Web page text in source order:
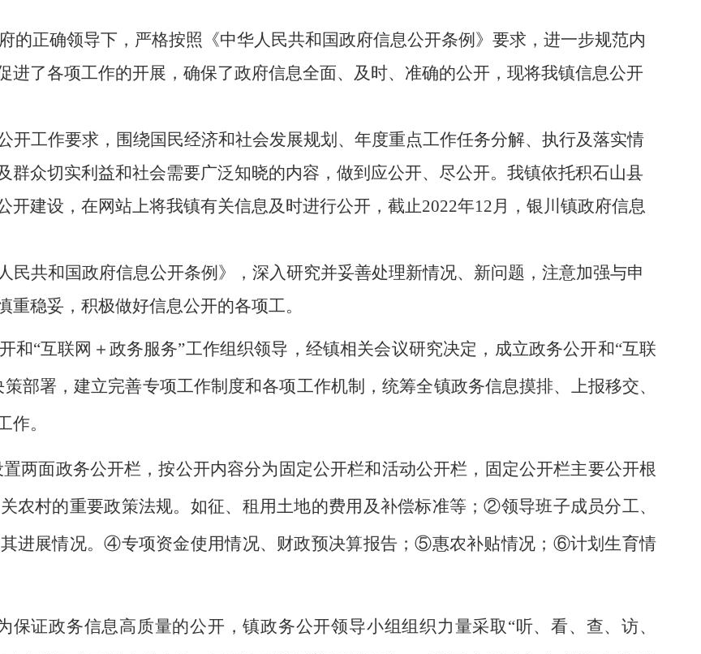
的正确领导下，严格按照《中华人民共和国政府信息公开条例》要求，进一步规范内
进了各项工作的开展，确保了政府信息全面、及时、准确的公开，现将我镇信息公开
开工作要求，围绕国民经济和社会发展规划、年度重点工作任务分解、执行及落实情
群众切实利益和社会需要广泛知晓的内容，做到应公开、尽公开。我镇依托积石山县
开建设，在网站上将我镇有关信息及时进行公开，截止2022年12月，银川镇政府信息
民共和国政府信息公开条例》，深入研究并妥善处理新情况、新问题，注意加强与申
稳妥，积极做好信息公开的各项工。
和“互联网＋政务服务”工作组织领导，经镇相关会议研究决定，成立政务公开和“互联
部署，建立完善专项工作制度和各项工作机制，统筹全镇政务信息摸排、上报移交、
作。
两面政务公开栏，按公开内容分为固定公开栏和活动公开栏，固定公开栏主要公开根
农村的重要政策法规。如征、租用土地的费用及补偿标准等；②领导班子成员分工、
进展情况。④专项资金使用情况、财政预决算报告；⑤惠农补贴情况；⑥计划生育情
保证政务信息高质量的公开，镇政务公开领导小组组织力量采取 “听、看、查、访、